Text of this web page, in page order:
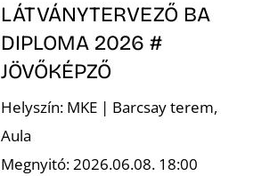
LÁTVÁNYTERVEZŐ BA
DIPLOMA 2026 #
JÖVŐKÉPZŐ
Helyszín: MKE | Barcsay terem,
Aula
Megnyitó: 2026.06.08. 18:00